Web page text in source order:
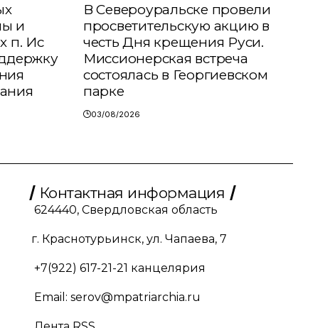
и
п. Ис
В Североуральске провели
просветительскую акцию в
честь Дня крещения Руси.
Миссионерская встреча
состоялась в Георгиевском
парке
03/08/2026
Контактная информация
624440, Свердловская область
г. Краснотурьинск, ул. Чапаева, 7
+7(922) 617-21-21 канцелярия
Email: serov@mpatriarchia.ru